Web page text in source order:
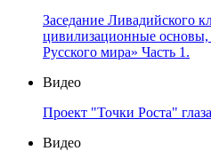
Заседание Ливадийского
цивилизационные
Русского мира» Часть 1.
Видео
Проект "Точки Роста"
Видео